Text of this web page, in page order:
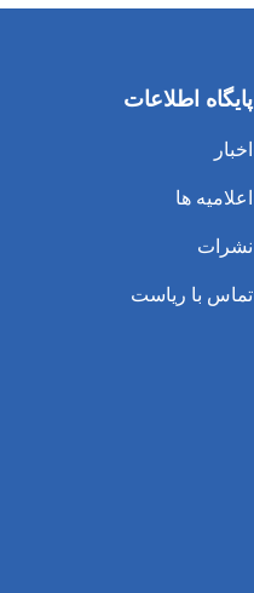
پایگاه اطلاعات
اخبار
اعلامیه ها
نشرات
تماس با ریاست